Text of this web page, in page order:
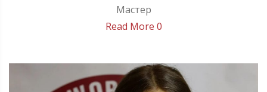
Мастер
Read More 0